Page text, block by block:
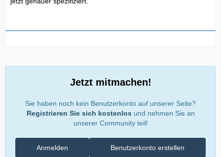
Jetzt mitmachen!
Sie haben noch kein Benutzerkonto auf unserer Seite?
Registrieren Sie sich kostenlos und nehmen Sie an
unserer Community teil!
Benutzerkonto erstellen
Anmelden